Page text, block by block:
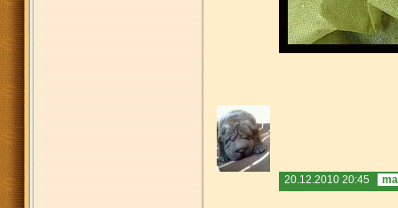
20.12.2010 20:45